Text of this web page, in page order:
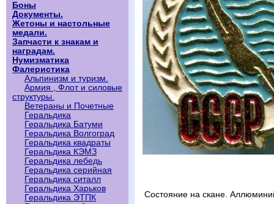
Боны
Документы.
Жетоны и настольные
медали.
Запчасти к знакам и
наградам.
Нумизматика
Фалеристика
Альпинизм и туризм.
Армия , Флот и силовые
структуры.
Ветераны и Почетные
Геральдика
Геральдика Батуми
Геральдика Волгоград
Геральдика квадраты
Геральдика КЭМЗ
Геральдика лебедь
Геральдика серийная
Геральдика ситалл
Геральдика Харьков
Геральдика ЭТПК
Состояние на скане.